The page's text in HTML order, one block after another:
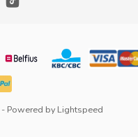
- Powered by Lightspeed